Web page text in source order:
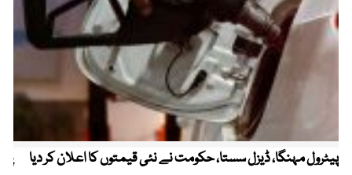
پیٹرول مہنگا، ڈیزل سستا، حکومت نے نئی قیمتوں کا اعلان کر دیا